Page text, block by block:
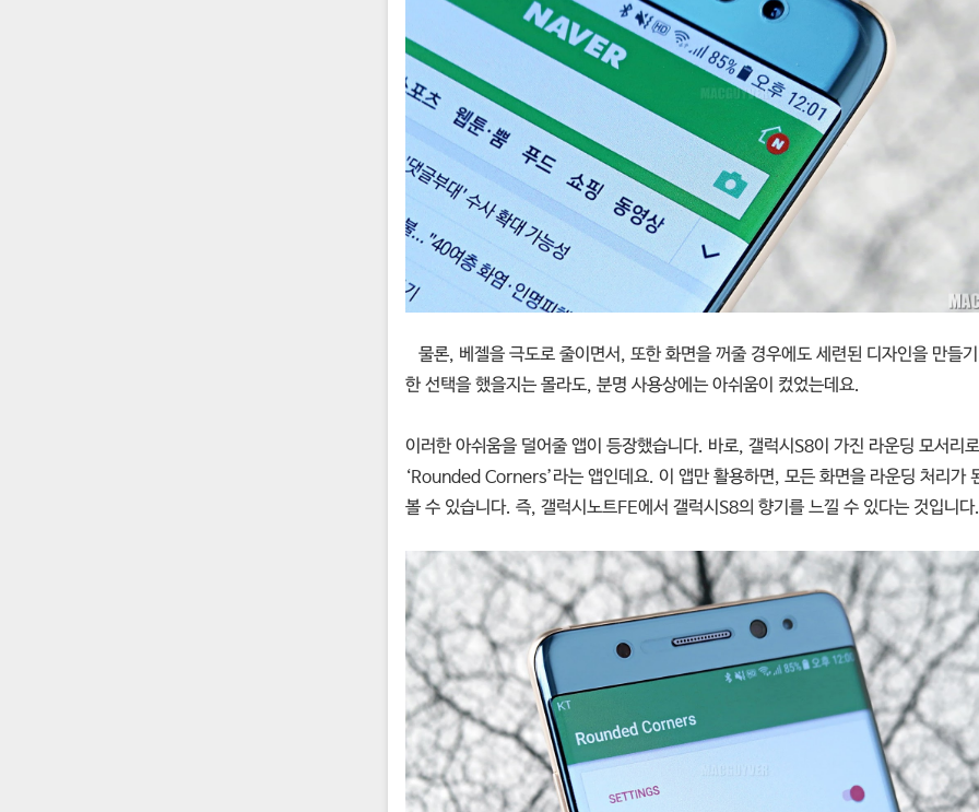
물론, 베젤을 극도로 줄이면서, 또한 화면을 꺼줄 경우에도 세련된 디자인을 만들
한 선택을 했을지는 몰라도, 분명 사용상에는 아쉬움이 컸었는데요.
이러한 아쉬움을 덜어줄 앱이 등장했습니다. 바로, 갤럭시S8이 가진 라운딩 모서리
‘Rounded Corners’라는 앱인데요. 이 앱만 활용하면, 모든 화면을 라운딩 처리가
볼 수 있습니다. 즉, 갤럭시노트FE에서 갤럭시S8의 향기를 느낄 수 있다는 것입니다.